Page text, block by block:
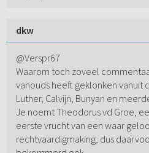
dkw
@Verspr67
Waarom toch zoveel
vanouds heeft geklonken vanuit
Luther, Calvijn, Bunyan en
Je noemt Theodorus vd Groe,
eerste vrucht van een waar
rechtvaardigmaking, dus